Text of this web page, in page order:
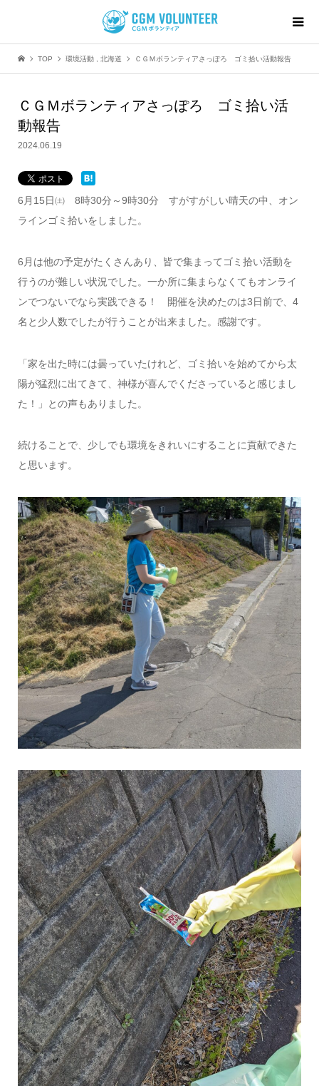
TOP 環境活動 北海道 ＣＧＭボランティアさっぽろ ゴミ拾い活動報告
ＣＧＭボランティアさっぽろ ゴミ拾い活
動報告
2024.06.19
6月15日㈯ 8時30分～9時30分 すがすがしい晴天の中、オン
ラインゴミ拾いをしました。
6月は他の予定がたくさんあり、皆で集まってゴミ拾い活動を
行うのが難しい状況でした。一か所に集まらなくてもオンライ
ンでつないでなら実践できる！ 開催を決めたのは3日前で、4
名と少人数でしたが行うことが出来ました。感謝です。
「家を出た時には曇っていたけれど、ゴミ拾いを始めてから太
陽が猛烈に出てきて、神様が喜んでくださっていると感じまし
た！」との声もありました。
続けることで、少しでも環境をきれいにすることに貢献できた
と思います。